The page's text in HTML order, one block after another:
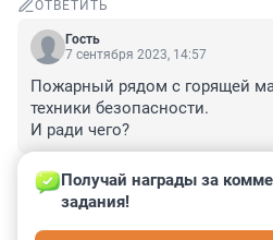
ОТВЕТИТЬ
Гость
7 сентября 2023, 14:57
Пожарный рядом с горящей
техники безопасности.
И ради чего?
ОТВЕТИТЬ
Гость
Получай награды за
задания!